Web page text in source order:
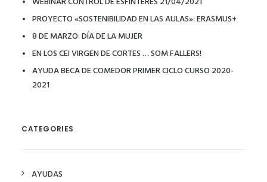
PROYECTO «SOSTENIBILIDAD EN LAS AULAS»: ERASMUS+
8 DE MARZO: DÍA DE LA MUJER
EN LOS CEI VIRGEN DE CORTES … SOM FALLERS!
AYUDA BECA DE COMEDOR PRIMER CICLO CURSO 2020-
2021
CATEGORIES
AYUDAS